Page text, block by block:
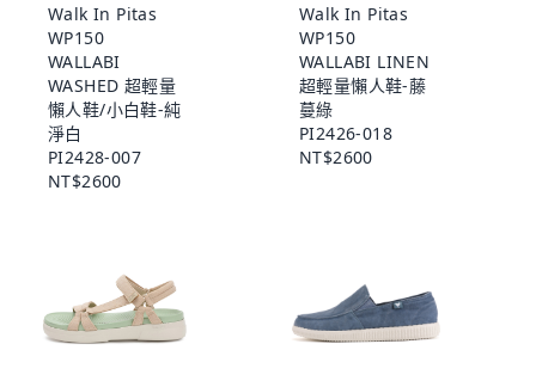
Walk In Pitas
WP150
WALLABI
WASHED 超輕量
懶人鞋/小白鞋-純
淨白
PI2428-007
NT$2600
Walk In Pitas
WP150
WALLABI LINEN
超輕量懶人鞋-藤
蔓綠
PI2426-018
NT$2600